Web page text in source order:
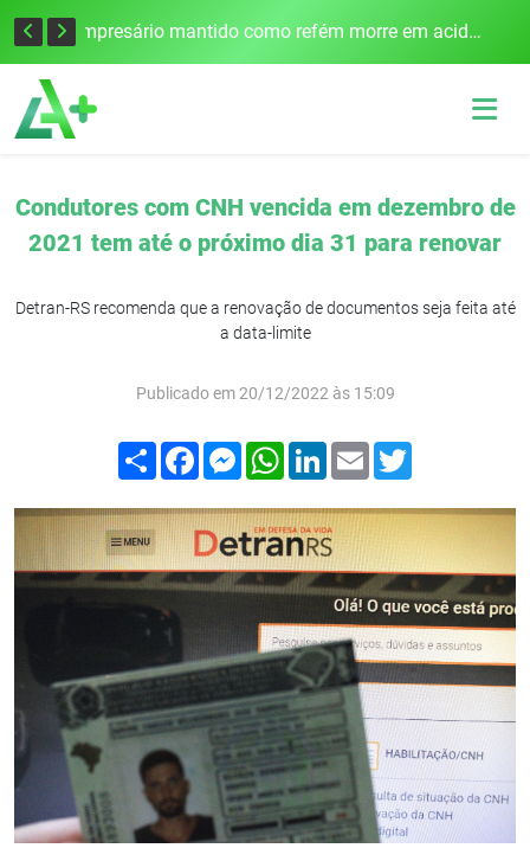
Edital para construção de ponte entre Itapiranga e Barra do Guarita deve ser lançado no segundo semestre Empresário mantido como refém morre em acidente após assalto em Cerro Largo
Condutores com CNH vencida em dezembro de
2021 tem até o próximo dia 31 para renovar
Detran-RS recomenda que a renovação de documentos seja feita até
a data-limite
Publicado em 20/12/2022 às 15:09
Compartilhar
FacebookMessenger
WhatsApp
LinkedIn
Email